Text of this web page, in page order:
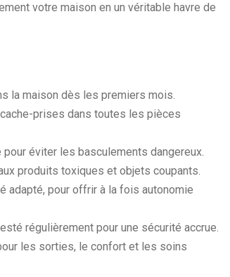
votre maison en un véritable havre de
la maison dès les premiers mois.
prises dans toutes les pièces
éviter les basculements dangereux.
produits toxiques et objets coupants.
adapté, pour offrir à la fois autonomie
régulièrement pour une sécurité accrue.
les sorties, le confort et les soins